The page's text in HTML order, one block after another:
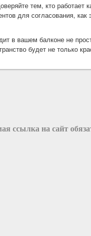
тем, кто работает
для согласования,
в вашем балконе не
будет не только
ссылка на сайт